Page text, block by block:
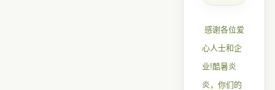
感谢各位爱
心人士和企
业!酷暑炎
炎，你们的